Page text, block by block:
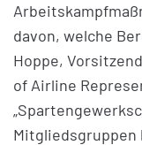
davon, welche
Hoppe,
of Airline
Mitgliedsgruppen